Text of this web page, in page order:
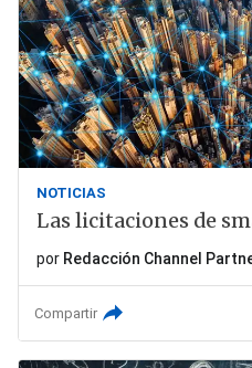
NOTICIAS
Las licitaciones de
por Redacción Channel
Compartir